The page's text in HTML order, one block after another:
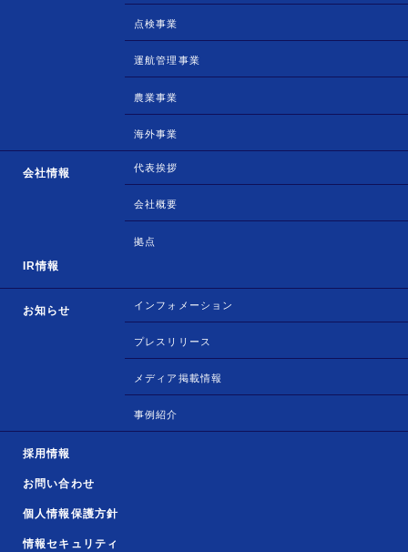
点検事業
運航管理事業
農業事業
海外事業
会社情報 代表挨拶
会社概要
拠点
IR情報
お知らせ インフォメーション
プレスリリース
メディア掲載情報
事例紹介
採用情報
お問い合わせ
個人情報保護方針
情報セキュリティ